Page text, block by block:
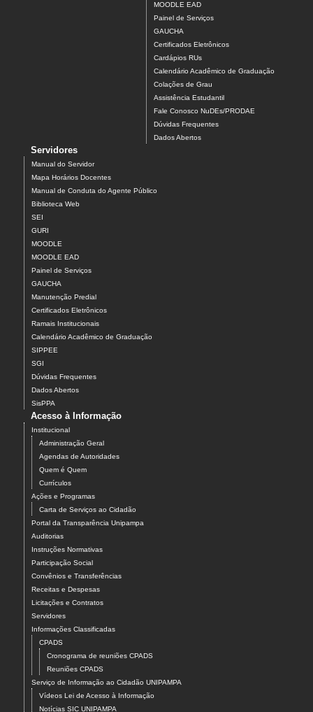
MOODLE EAD
Painel de Serviços
GAUCHA
Certificados Eletrônicos
Cardápios RUs
Calendário Acadêmico de Graduação
Colações de Grau
Assistência Estudantil
Fale Conosco NuDEs/PRODAE
Dúvidas Frequentes
Dados Abertos
Servidores
Manual do Servidor
Mapa Horários Docentes
Manual de Conduta do Agente Público
Biblioteca Web
SEI
GURI
MOODLE
MOODLE EAD
Painel de Serviços
GAUCHA
Manutenção Predial
Certificados Eletrônicos
Ramais Institucionais
Calendário Acadêmico de Graduação
SIPPEE
SGI
Dúvidas Frequentes
Dados Abertos
SisPPA
Acesso à Informação
Institucional
Administração Geral
Agendas de Autoridades
Quem é Quem
Currículos
Ações e Programas
Carta de Serviços ao Cidadão
Portal da Transparência Unipampa
Auditorias
Instruções Normativas
Participação Social
Convênios e Transferências
Receitas e Despesas
Licitações e Contratos
Servidores
Informações Classificadas
CPADS
Cronograma de reuniões CPADS
Reuniões CPADS
Serviço de Informação ao Cidadão UNIPAMPA
Vídeos Lei de Acesso à Informação
Notícias SIC UNIPAMPA